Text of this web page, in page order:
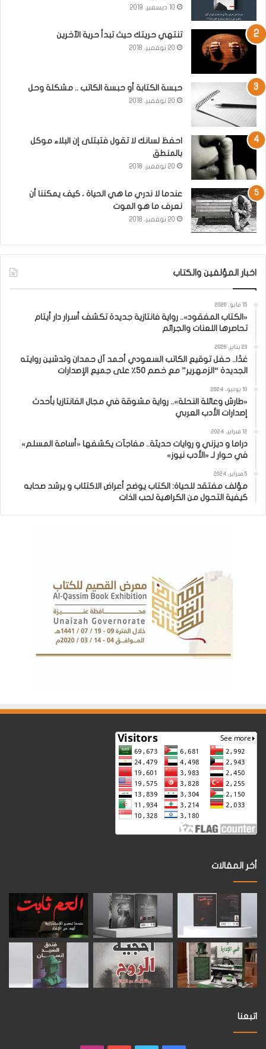
10 ديسمبر، 2019
تنتهي حريتك حيث تبدأ حرية الآخرين
20 نوفمبر، 2018
حبسة الكتابة أو حبسة الكاتب .. مشكلة وحل
20 نوفمبر، 2018
احفظ لسانك لا تقول فتبتلى إن البلاء موكل
بالمنطق
20 نوفمبر، 2018
عندما لا ندري ما هي الحياة ، كيف يمكننا أن
نعرف ما هو الموت
20 نوفمبر، 2018
اخبار المؤلفين والكتاب
15 مايو، 2026
«الكتاب المفقود».. رواية فانتازية جديدة تكشف أسرار دار أيتام
تحاصرها اللعنات والجرائم
23 يناير، 2026
غدًا.. حفل توقيع الكاتب السعودي أحمد آل حمدان وتدشين روايته
الجديدة “الزمهرير” مع خصم 50٪ على جميع الإصدارات
10 يونيو، 2024
«طارش وعائلة النحلة».. رواية مشوقة في مجال الفانتازيا بأحدث
إصدارات الأدب العربي
12 فبراير، 2024
دراما و ديزني و روايات حديثة.. مفاجآت يكشفها «أسامة المسلم»
في حوار لـ «الأدب نيوز»
5 فبراير، 2024
مؤلف مفتقد للحياة: الكتاب يوضح أعراض الاكتئاب و يرشد صحابه
كيفية التحول من الكراهية لحب الذات
أخر المقالات
اتبعنا